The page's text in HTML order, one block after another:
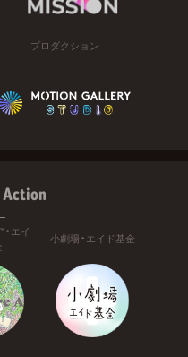
プロダクション
エイ
小劇場・エイド基金